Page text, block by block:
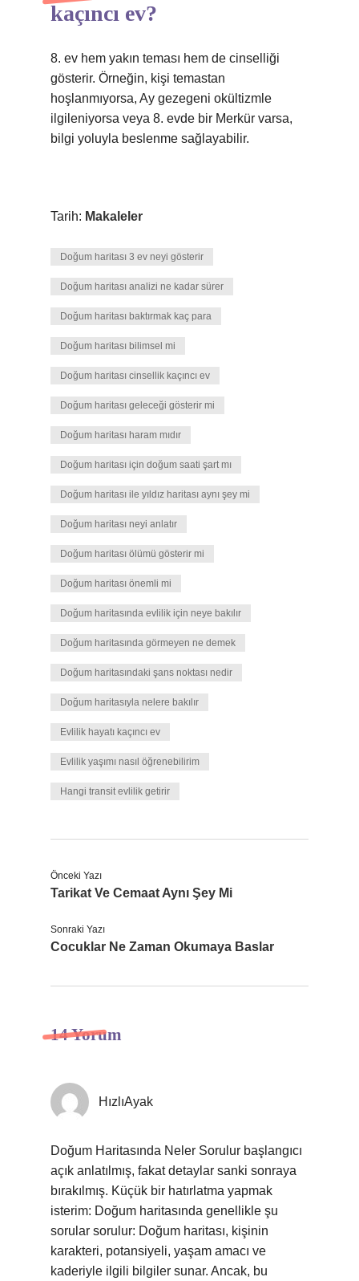
kaçıncı ev?
8. ev hem yakın teması hem de cinselliği
gösterir. Örneğin, kişi temastan
hoşlanmıyorsa, Ay gezegeni okültizmle
ilgileniyorsa veya 8. evde bir Merkür varsa,
bilgi yoluyla beslenme sağlayabilir.
Tarih: Makaleler
Doğum haritası 3 ev neyi gösterir
Doğum haritası analizi ne kadar sürer
Doğum haritası baktırmak kaç para
Doğum haritası bilimsel mi
Doğum haritası cinsellik kaçıncı ev
Doğum haritası geleceği gösterir mi
Doğum haritası haram mıdır
Doğum haritası için doğum saati şart mı
Doğum haritası ile yıldız haritası aynı şey mi
Doğum haritası neyi anlatır
Doğum haritası ölümü gösterir mi
Doğum haritası önemli mi
Doğum haritasında evlilik için neye bakılır
Doğum haritasında görmeyen ne demek
Doğum haritasındaki şans noktası nedir
Doğum haritasıyla nelere bakılır
Evlilik hayatı kaçıncı ev
Evlilik yaşımı nasıl öğrenebilirim
Hangi transit evlilik getirir
Önceki Yazı
Tarikat Ve Cemaat Aynı Şey Mi
Sonraki Yazı
Cocuklar Ne Zaman Okumaya Baslar
14 Yorum
HızlıAyak
Doğum Haritasında Neler Sorulur başlangıcı
açık anlatılmış, fakat detaylar sanki sonraya
bırakılmış. Küçük bir hatırlatma yapmak
isterim: Doğum haritasında genellikle şu
sorular sorulur: Doğum haritası, kişinin
karakteri, potansiyeli, yaşam amacı ve
kaderiyle ilgili bilgiler sunar. Ancak, bu